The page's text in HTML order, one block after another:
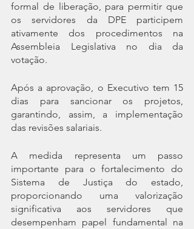
formal de liberação, para permitir que
os servidores da DPE participem
ativamente dos procedimentos na
Assembleia Legislativa no dia da
votação.
Após a aprovação, o Executivo tem 15
dias para sancionar os projetos,
garantindo, assim, a implementação
das revisões salariais.
A medida representa um passo
importante para o fortalecimento do
Sistema de Justiça do estado,
proporcionando uma valorização
significativa aos servidores que
desempenham papel fundamental na